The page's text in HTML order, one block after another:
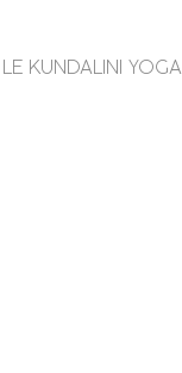
LE KUNDALINI YOGA